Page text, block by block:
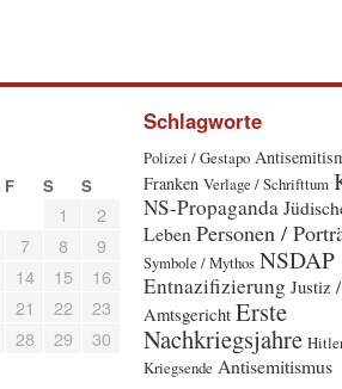
F S S
1
2
7 8
9
14 15
16
21 22
23
28 29
30
Schlagworte
Polizei / Gestapo
Franken Verlage / Schrifttum
NS-Propaganda
Leben Personen /
Symbole / Mythos NSDAP
Entnazifizierung Justiz /
Amtsgericht Erste
Nachkriegsjahre
Kriegsende Antisemitismus